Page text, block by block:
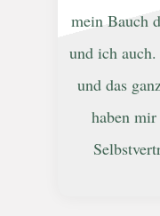
mein Bauch
und ich
und das
haben